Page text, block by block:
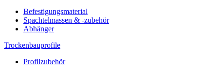
Befestigungsmaterial
Spachtelmassen & -zubehör
Abhänger
Trockenbauprofile
Profilzubehör